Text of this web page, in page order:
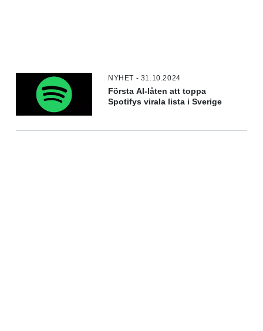
NYHET - 31.10.2024
Första AI-låten att toppa
Spotifys virala lista i Sverige